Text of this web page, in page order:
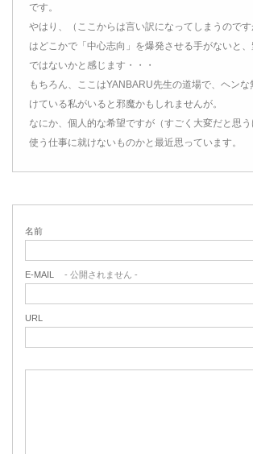
です。
やはり、（ここからは言い訳になってしまうので
はどこかで「中心志向」を爆発させる手がないと
ではないかと感じます・・・
もちろん、ここはYANBARU先生の道場で、ヘンな
けている私がいると邪魔かもしれませんが。
なにか、個人的な希望ですが（すごく大変だと思
使う仕事に就けないものかと最近思っています。
名前
E-MAIL - 公開されません -
URL